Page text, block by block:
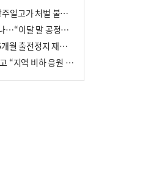
배재고 야구부 불송치 “광주일고가 처벌 불원 의사 표해”
배재고 야구부 징계 풀리나…“이달 말 공정위서 재심의”
‘스벅 구호 파문’ 배재고 6개월 출전정지 재심 신청키로
광주 찾아 고개 숙인 배재고 “지역 비하 응원 잘못”(종합)